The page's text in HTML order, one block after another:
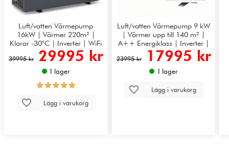
Luft/vatten Värmepump
16kW | Värmer 220m² |
Klarar -30°C | Inverter | WiFi
39995 kr 29995 kr
I lager
Lägg i varukorg
Luft/vatten Värmepump 9 kW
| Värmer upp till 140 m² |
A++ Energiklass | Inverter |
Tyst drift
23995 kr 17995 kr
I lager
Lägg i varukorg